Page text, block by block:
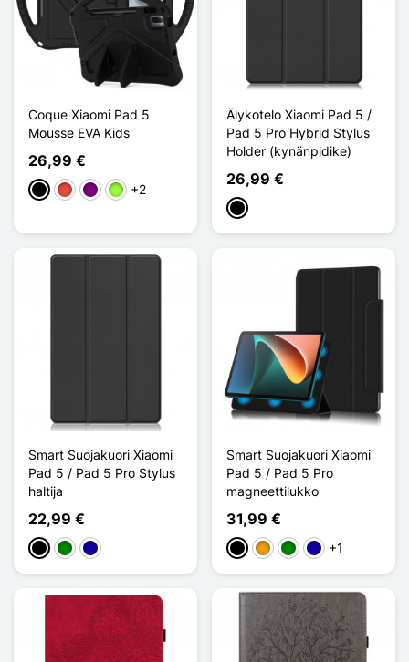
Coque Xiaomi Pad 5
Mousse EVA Kids
26,99 €
MustaPunainen
VioletVert Pomme
+2
Älykotelo Xiaomi Pad 5 /
Pad 5 Pro Hybrid Stylus
Holder (kynänpidike)
26,99 €
Musta
Smart Suojakuori Xiaomi
Pad 5 / Pad 5 Pro Stylus
haltija
22,99 €
MustaVihreäBleu Foncé
Smart Suojakuori Xiaomi
Pad 5 / Pad 5 Pro
magneettilukko
31,99 €
MustaOranssiVihreäBleu Foncé
+1